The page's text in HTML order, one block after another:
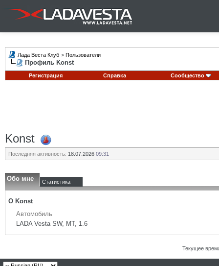
Лада Веста Клуб > Пользователи
Профиль Konst
Регистрация Справка Сообщество
Konst
Последняя активность: 18.07.2026 09:31
Обо мне Статистика
О Konst
Автомобиль
LADA Vesta SW, МТ, 1.6
Текущее